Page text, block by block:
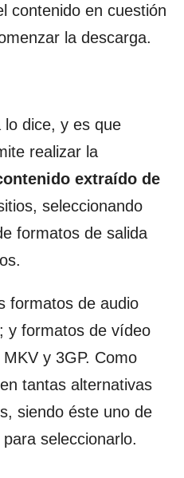
contenido en cuestión
la descarga.
lo dice, y es que
realizar la
extraído de
seleccionando
formatos de salida
formatos de audio
y formatos de vídeo
y 3GP. Como
tantas alternativas
siendo éste uno de
seleccionarlo.